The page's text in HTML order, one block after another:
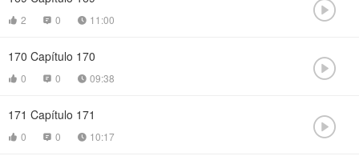
 2  0  11:00 
170 Capítulo 170
 0  0  09:38 
171 Capítulo 171
 0  0  10:17 